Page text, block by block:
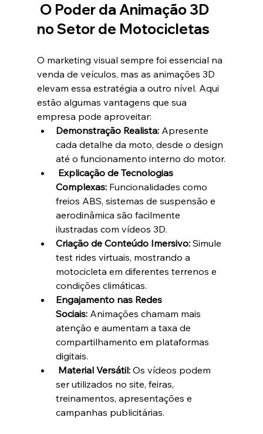
O Poder da Animação 3D
no Setor de Motocicletas
O marketing visual sempre foi essencial na
venda de veículos, mas as animações 3D
elevam essa estratégia a outro nível. Aqui
estão algumas vantagens que sua
empresa pode aproveitar:
Demonstração Realista: Apresente
cada detalhe da moto, desde o design
até o funcionamento interno do motor.
Explicação de Tecnologias
Complexas: Funcionalidades como
freios ABS, sistemas de suspensão e
aerodinâmica são facilmente
ilustradas com vídeos 3D.
Criação de Conteúdo Imersivo: Simule
test rides virtuais, mostrando a
motocicleta em diferentes terrenos e
condições climáticas.
Engajamento nas Redes
Sociais: Animações chamam mais
atenção e aumentam a taxa de
compartilhamento em plataformas
digitais.
Material Versátil: Os vídeos podem
ser utilizados no site, feiras,
treinamentos, apresentações e
campanhas publicitárias.